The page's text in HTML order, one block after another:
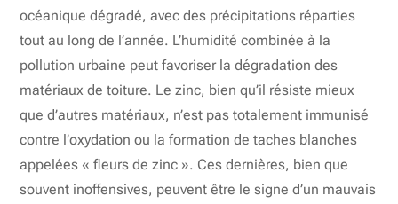
océanique dégradé, avec des précipitations réparties
tout au long de l’année. L’humidité combinée à la
pollution urbaine peut favoriser la dégradation des
matériaux de toiture. Le zinc, bien qu’il résiste mieux
que d’autres matériaux, n’est pas totalement immunisé
contre l’oxydation ou la formation de taches blanches
appelées « fleurs de zinc ». Ces dernières, bien que
souvent inoffensives, peuvent être le signe d’un mauvais